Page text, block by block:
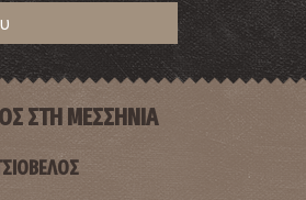
~4.1Km
ΣΤΗ ΜΕΣΣΗΝΙΑ